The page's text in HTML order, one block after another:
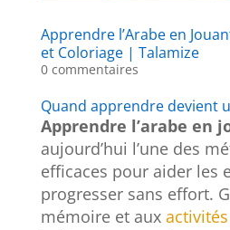
Apprendre l’Arabe en
et Coloriage | Talamize
0 commentaires
Quand apprendre devient
Apprendre l’arabe en
aujourd’hui l’une des
efficaces pour aider les
progresser sans effort.
mémoire et aux